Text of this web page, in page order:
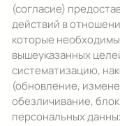
(согласие)
действий в
которые
вышеуказанных
систематизацию,
(обновление,
обезличивание,
персональных